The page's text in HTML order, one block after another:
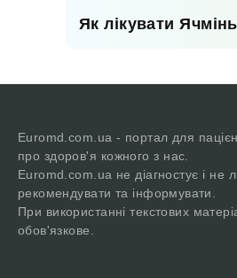
Як лікувати
Euromd.com.ua - портал для
про здоров'я кожного з нас.
Euromd.com.ua не діагностує і не
рекомендувати та інформувати.
При використанні текстових
обов'язкове.